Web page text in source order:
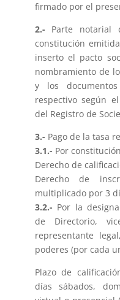
firmado por el
2.- Parte notarial
constitución
inserto el pacto
nombramiento de
y los
respectivo según
del Registro de
3.- Pago de la tasa
3.1.- Por
Derecho de
Derecho de
multiplicado por 3
3.2.- Por la
de Directorio,
representante
poderes (por cada
Plazo de
días sábados,